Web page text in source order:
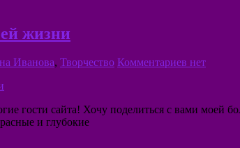
жизни
Иванова, Творчество Комментариев нет
гости сайта! Хочу поделиться с вами моей
и глубокие